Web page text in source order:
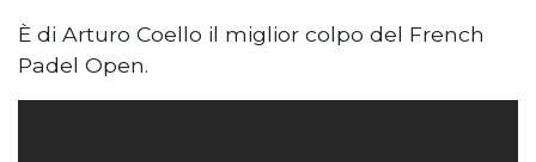
È di Arturo Coello il miglior colpo del French
Padel Open.